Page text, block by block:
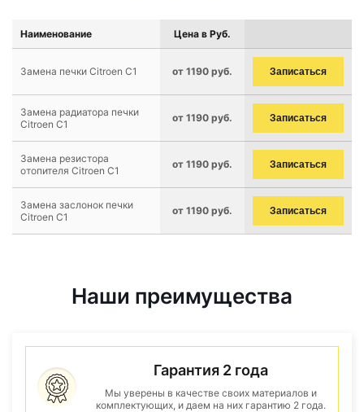
Наименование Цена в Руб.
Замена печки Citroen C1 от 1190 руб. Записаться
Замена радиатора печки
Citroen C1
от 1190 руб. Записаться
Замена резистора
отопителя Citroen C1
от 1190 руб. Записаться
Замена заслонок печки
Citroen C1
от 1190 руб. Записаться
Наши преимущества
Гарантия 2 года
Мы уверены в качестве своих материалов и
комплектующих, и даем на них гарантию 2 года.